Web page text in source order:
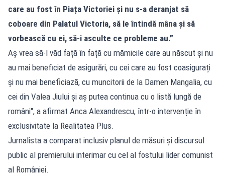
care au fost în Piața Victoriei și nu s-a deranjat să
coboare din Palatul Victoria, să le întindă mâna și să
vorbească cu ei, să-i asculte ce probleme au.”
Aș vrea să-l văd față în față cu mămicile care au născut și nu
au mai beneficiat de asigurări, cu cei care au fost coasigurați
și nu mai beneficiază, cu muncitorii de la Damen Mangalia, cu
cei din Valea Jiului și aș putea continua cu o listă lungă de
români", a afirmat Anca Alexandrescu, într-o intervenție în
exclusivitate la Realitatea Plus.
Jurnalista a comparat inclusiv planul de măsuri și discursul
public al premierului interimar cu cel al fostului lider comunist
al României.